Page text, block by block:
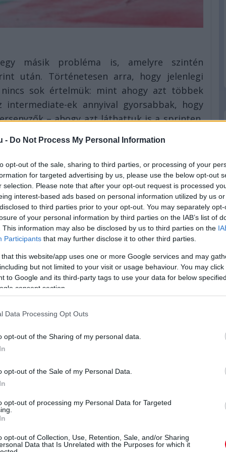
- Do Not Process My Personal Information
opt-out of the sale, sharing to third parties, or processing of your
for targeted advertising by us, please use the below opt-out
selection. Please note that after your opt-out request is processed
interest-based ads based on personal information utilized by us
to third parties prior to your opt-out. You may separately
of your personal information by third parties on the IAB’s list of
This information may also be disclosed by us to third parties on the
Participants that may further disclose it to other third parties.
that this website/app uses one or more Google services and may
but not limited to your visit or usage behaviour. You may
to Google and its third-party tags to use your data for below
consent section.
Data Processing Opt Outs
opt-out of the Sharing of my personal data.
opt-out of the Sale of my Personal Data.
opt-out of processing my Personal Data for Targeted
opt-out of Collection, Use, Retention, Sale, and/or Sharing
Data that Is Unrelated with the Purposes for which it
másik probléma is, amelyre szintén
után. Történetesen arra, hogy jelenlegi
sok értelmük: mint ahogy azt többek
ek annyival gyorsabbak, hogy
– ahogy azt láthattuk is a sprinten,
mindenki kiállt cserélni –, amikor pedig
abroncsokat tennék lehetővé, akkor az
pályán. Magyarán: a full esős gumikat
versenyirányítás kötelezően előírják nekik a
Pirelli F1-es főnöke is egyetértett: „El kell
viszonyok, a másik pedig az esőgumik
portálnak. „Amikor teszteltük
nélkül, akkor öt-hat másodpercnyi extra
Ricard pályán a régi esőgumikhoz képest,
ki az abroncsokat, s az összes csapat
bevetését, mert látták a jelentéseket a
lépés bevezetni az új esőgumikat, de lehet,
ahhoz, hogy megfelelő átfedést adjon az
az esőgumik? Rengetegszer beszéltünk a
az FIA és az összes csapat pedig
a láthatóságot azzal, hogy csökkentené a
felvert vízpermetet. De ha a full esős
akkor egyetértek a versenyzőkkel
abroncs. El kell döntenünk, milyen irányba